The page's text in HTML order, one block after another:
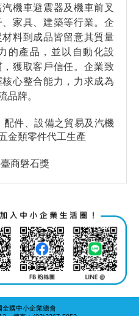
機車避震器及機車前叉
家具、建築等行業。企
料到成品皆留意其質量
的產品，並以自動化設
獲取客戶信任。企業致
心整合能力，力求成為
品牌。
件、設備之貿易及汽機
金類零件代工生產
商磐石獎
全國中小企業總會